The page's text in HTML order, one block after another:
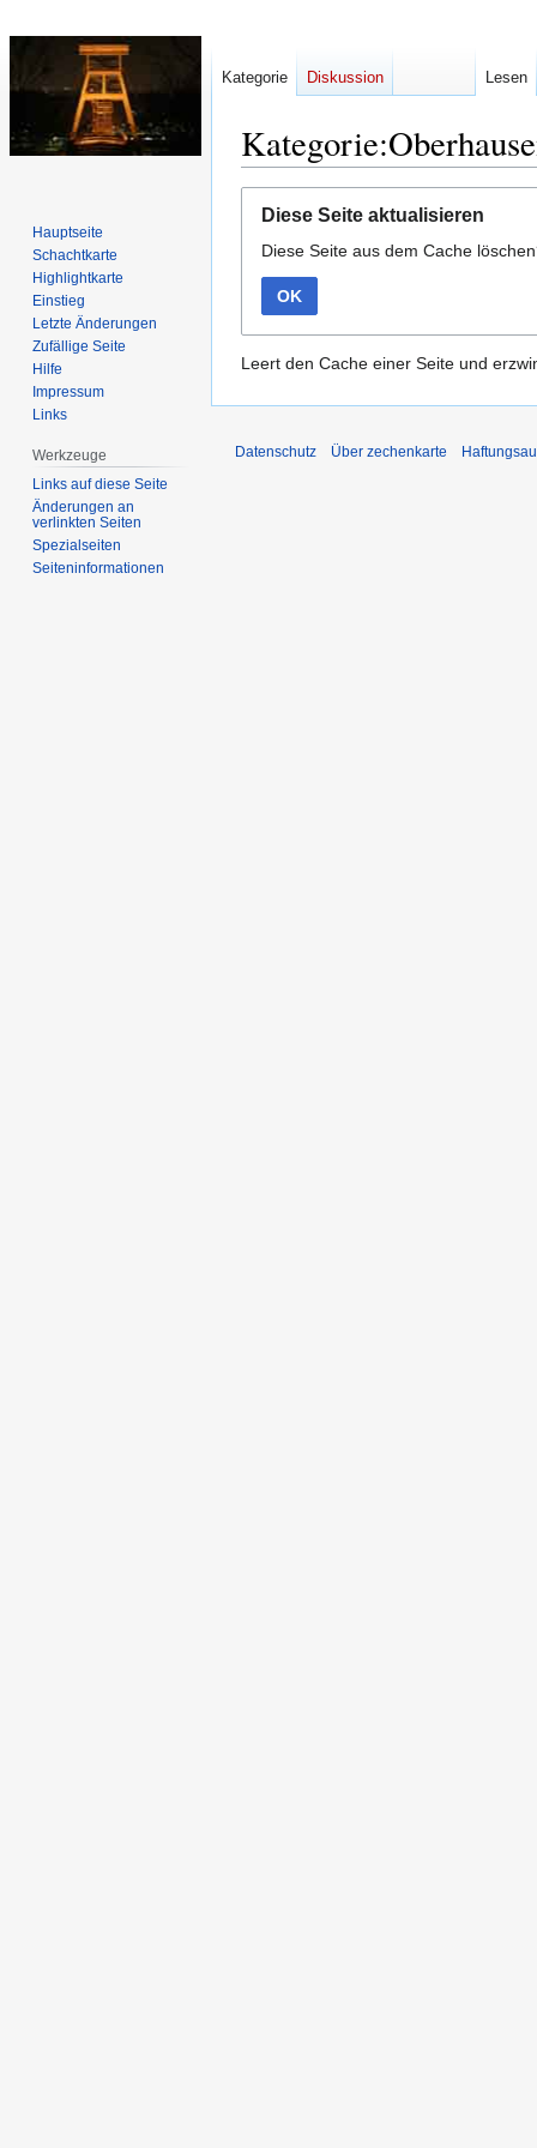
Navigation
springen
Suche
springen
Diese Seite aktualisieren
Diese Seite aus dem Cache
OK
Leert den Cache einer Seite und
Kategorie Diskussion Lesen
Hauptseite
Schachtkarte
Highlightkarte
Einstieg
Letzte Änderungen
Zufällige Seite
Hilfe
Impressum
Links
Werkzeuge
Links auf diese Seite
Änderungen an
verlinkten Seiten
Spezialseiten
Seiten­­informationen
Datenschutz Über zechenkarte